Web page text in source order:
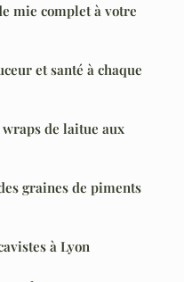
mie complet à votre
et santé à chaque
de laitue aux
graines de piments
à Lyon